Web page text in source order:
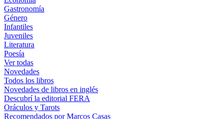
Gastronomía
Género
Infantiles
Juveniles
Literatura
Poesía
Ver todas
Novedades
Todos los libros
Novedades de libros en inglés
Descubrí la editorial FERA
Oráculos y Tarots
Recomendados por Marcos Casas